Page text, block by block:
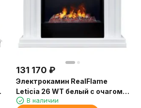
131 170 ₽
Электрокамин RealFlame
Leticia 26 WT белый с очагом
3D Cassette 630
В наличии